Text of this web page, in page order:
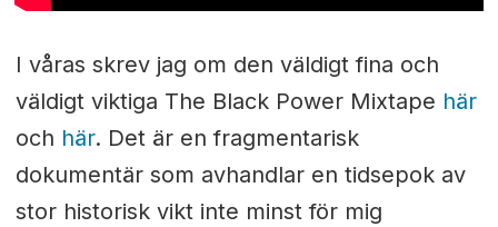
I våras skrev jag om den väldigt fina och
väldigt viktiga The Black Power Mixtape här
och här. Det är en fragmentarisk
dokumentär som avhandlar en tidsepok av
stor historisk vikt inte minst för mig